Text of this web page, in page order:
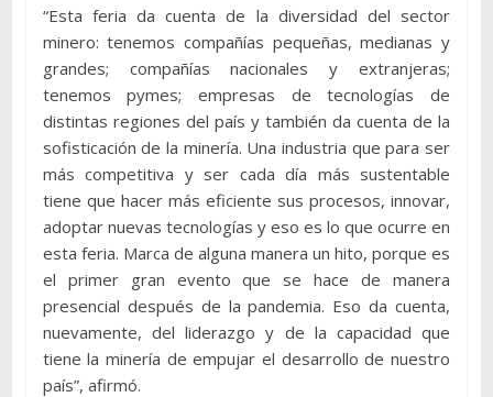
“Esta feria da cuenta de la diversidad del sector
minero: tenemos compañías pequeñas, medianas y
grandes; compañías nacionales y extranjeras;
tenemos pymes; empresas de tecnologías de
distintas regiones del país y también da cuenta de la
sofisticación de la minería. Una industria que para ser
más competitiva y ser cada día más sustentable
tiene que hacer más eficiente sus procesos, innovar,
adoptar nuevas tecnologías y eso es lo que ocurre en
esta feria. Marca de alguna manera un hito, porque es
el primer gran evento que se hace de manera
presencial después de la pandemia. Eso da cuenta,
nuevamente, del liderazgo y de la capacidad que
tiene la minería de empujar el desarrollo de nuestro
país”, afirmó.